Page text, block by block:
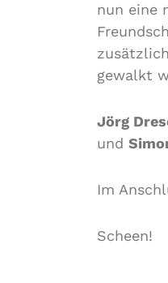
nun eine
gewalkt
Jörg
und
Im
Scheen!